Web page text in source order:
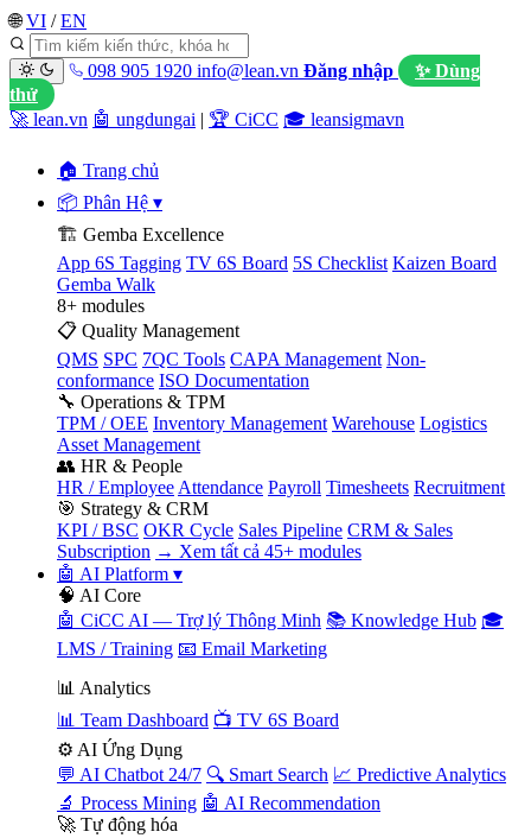
🌐 VI / EN
098 905 1920 info@lean.vn Đăng nhập
✨ Dùng
thử
🚀 lean.vn 🤖 ungdungai | 🏆 CiCC 🎓 leansigmavn
🏠 Trang chủ
📦 Phân Hệ ▾
🏗️ Gemba Excellence
App 6S Tagging TV 6S Board 5S Checklist Kaizen Board
Gemba Walk
8+ modules
📋 Quality Management
QMS SPC 7QC Tools CAPA Management Non-
conformance ISO Documentation
🔧 Operations & TPM
TPM / OEE Inventory Management Warehouse Logistics
Asset Management
👥 HR & People
HR / Employee Attendance Payroll Timesheets Recruitment
🎯 Strategy & CRM
KPI / BSC OKR Cycle Sales Pipeline CRM & Sales
Subscription → Xem tất cả 45+ modules
🤖 AI Platform ▾
🧠 AI Core
🤖 CiCC AI — Trợ lý Thông Minh 📚 Knowledge Hub 🎓
LMS / Training 📧 Email Marketing
📊 Analytics
📊 Team Dashboard 📺 TV 6S Board
⚙️ AI Ứng Dụng
💬 AI Chatbot 24/7 🔍 Smart Search 📈 Predictive Analytics
🔬 Process Mining 🤖 AI Recommendation
🚀 Tự động hóa